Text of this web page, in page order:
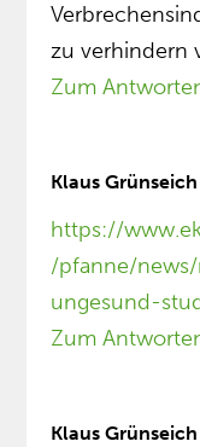
zu verhindern
Zum
Klaus Grünseich
https://
/pfanne/
ungesund-
Zum
Klaus Grünseich